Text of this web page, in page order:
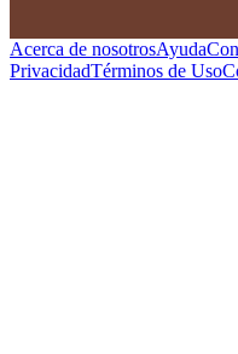
Acerca de nosotrosAyuda
PrivacidadTérminos de Uso